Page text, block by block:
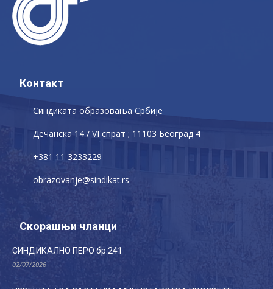
Контакт
Синдиката образовања Србије
Дечaнскa 14 / VI спрат ; 11103 Београд 4
+381 11 3233229
obrazovanje@sindikat.rs
Скорашњи чланци
СИНДИКАЛНО ПЕРО бр.241
02/07/2026